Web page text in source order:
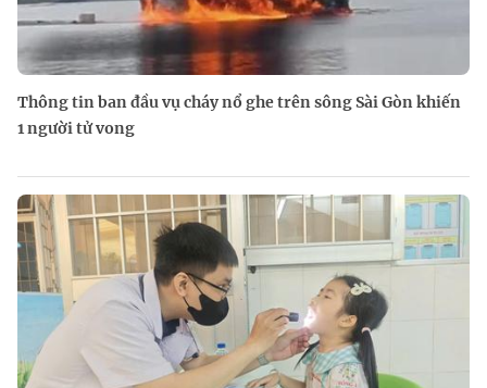
Thông tin ban đầu vụ cháy nổ ghe trên sông Sài Gòn khiến
1 người tử vong